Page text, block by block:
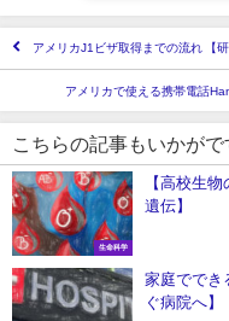
アメリカJ1ビザ取得までの流れ 【研
アメリカで使える携帯電話
こちらの記事もいかがで
生命科学
【高校生
遺伝】
家庭ででき
ぐ病院へ】